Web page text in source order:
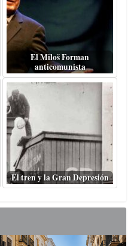
El Miloš Forman
anticomunista
El tren y la Gran Depresión